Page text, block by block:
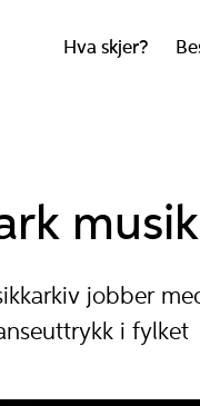
Hva skjer?
jobber
i fylket